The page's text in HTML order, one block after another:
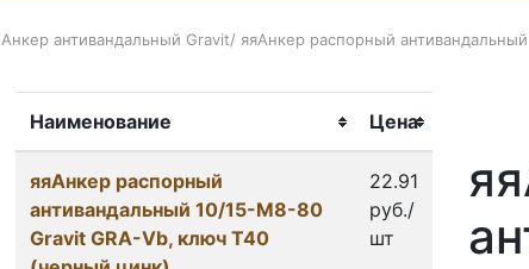
Анкер антивандальный Gravit/ яяАнкер распорный
Наименование Цена
яяАнкер распорный
антивандальный 10/15-М8-80
Gravit GRA-Vb, ключ Т40
22.91
руб./
шт